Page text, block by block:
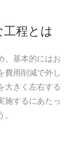
程とは
、基本的にはお
費用削減で外し
大きく左右する
施するにあたっ